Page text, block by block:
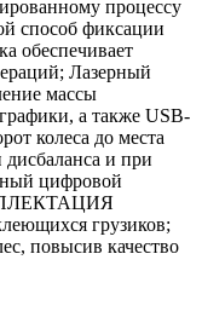
процессу
способ фиксации
обеспечивает
Лазерный
массы
а также USB-
колеса до места
дисбаланса и при
цифровой
грузиков;
повысив качество